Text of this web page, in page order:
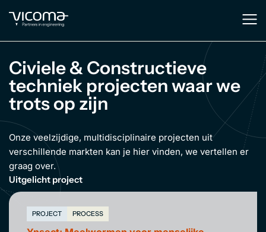
Civiele & Constructieve
techniek projecten waar we
trots op zijn
Onze veelzijdige, multidisciplinaire projecten uit
verschillende markten kan je hier vinden, we vertellen er
graag over.
Uitgelicht project
PROJECT PROCESS